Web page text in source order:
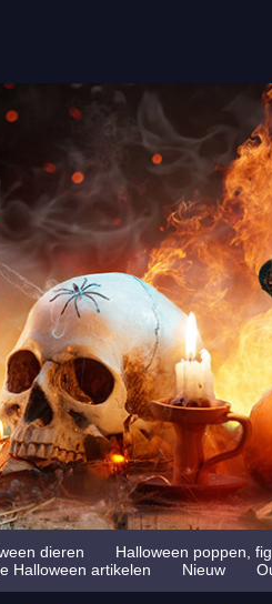
dieren Halloween poppen,
Halloween artikelen
Nieuw